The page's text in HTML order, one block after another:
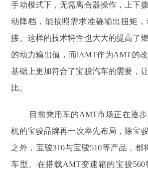
手动模式下，无需离合器操作，上下
动降档，能按照需求准确输出扭矩
接。这样的技术特性也大大的提高了
的动力输出值，而iAMT作为AMT的
基础上更加符合了宝骏汽车的需要，
比。
目前乘用车的AMT市场正在逐
机的宝骏品牌再一次率先布局，除宝
之外，宝骏310与宝骏510等产品，
车型。在搭载AMT变速箱的宝骏560